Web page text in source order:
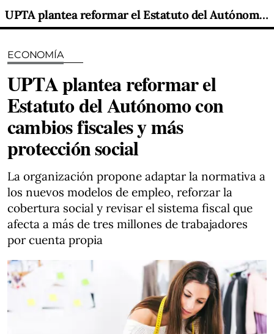
UPTA plantea reformar el Estatuto del Autónomo con cambios fiscales y más protección social
ECONOMÍA
UPTA plantea reformar el
Estatuto del Autónomo con
cambios fiscales y más
protección social
La organización propone adaptar la normativa a
los nuevos modelos de empleo, reforzar la
cobertura social y revisar el sistema fiscal que
afecta a más de tres millones de trabajadores
por cuenta propia